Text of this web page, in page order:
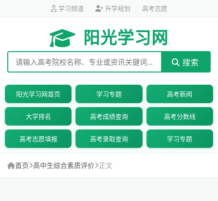
学习频道 升学规划 高考志愿
阳光学习网
搜索
阳光学习网首页 学习专题 高考新闻
大学排名 高考成绩查询 高考分数线
高考志愿填报 高考录取查询 学习专题
首页 高中生综合素质评价 正文